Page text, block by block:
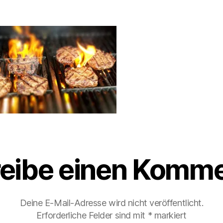
einen
Deine E-Mail-Adresse wird nicht veröffentlicht.
Erforderliche Felder sind mit * markiert